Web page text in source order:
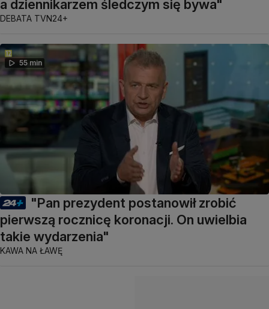
a dziennikarzem śledczym się bywa"
DEBATA TVN24+
55 min
"Pan prezydent postanowił zrobić
pierwszą rocznicę koronacji. On uwielbia
takie wydarzenia"
KAWA NA ŁAWĘ